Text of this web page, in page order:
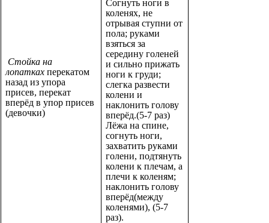
Стойка на
лопатках перекатом
назад из упора
присев, перекат
вперёд в упор присев
(девочки)
Согнуть ноги в
коленях, не
отрывая ступни от
пола; руками
взяться за
середину голеней
и сильно прижать
ноги к груди;
слегка развести
колени и
наклонить голову
вперёд.(5-7 раз)
Лёжа на спине,
согнуть ноги,
захватить руками
голени, подтянуть
колени к плечам, а
плечи к коленям;
наклонить голову
вперёд(между
коленями), (5-7
раз).